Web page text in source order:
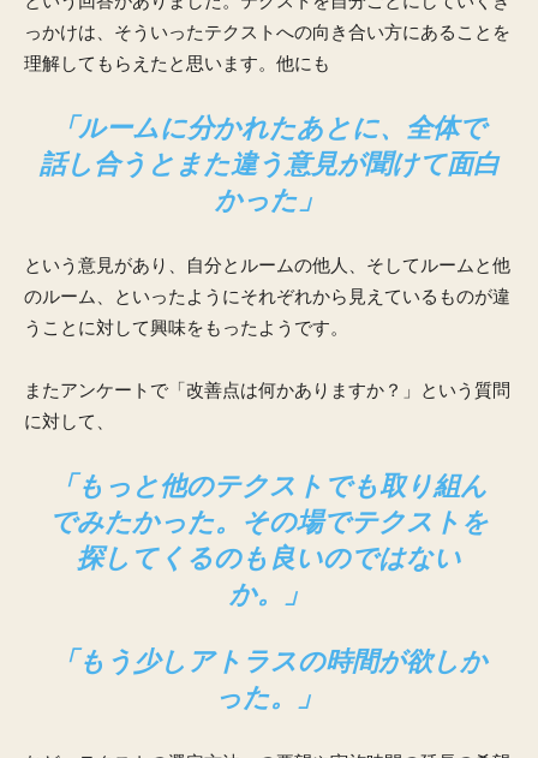
っかけは、そういったテクストへの向き合い方にあることを
理解してもらえたと思います。他にも
「ルームに分かれたあとに、全体で
話し合うとまた違う意見が聞けて面白
かった」
という意見があり、自分とルームの他人、そしてルームと他
のルーム、といったようにそれぞれから見えているものが違
うことに対して興味をもったようです。
またアンケートで「改善点は何かありますか？」という質問
に対して、
「もっと他のテクストでも取り組ん
でみたかった。その場でテクストを
探してくるのも良いのではない
か。」
「もう少しアトラスの時間が欲しか
った。」